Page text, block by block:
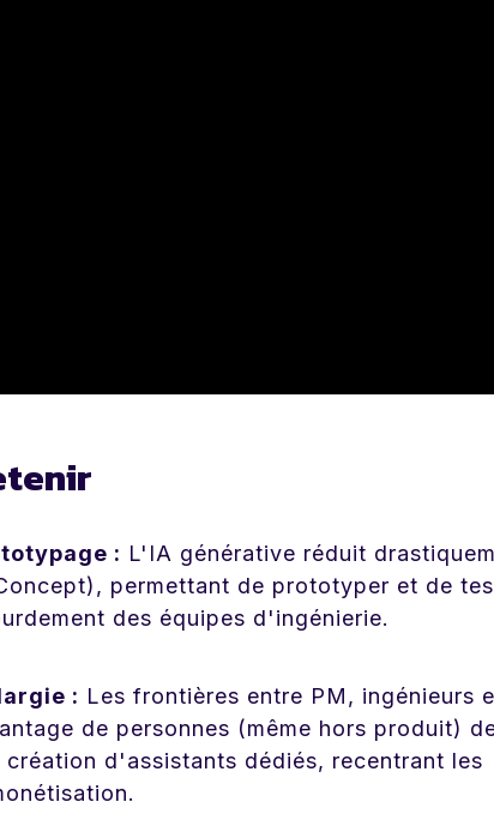
: L'IA générative réduit
permettant de prototyper et de
des équipes d'ingénierie.
: Les frontières entre PM, ingénieurs
de personnes (même hors produit)
d'assistants dédiés, recentrant les